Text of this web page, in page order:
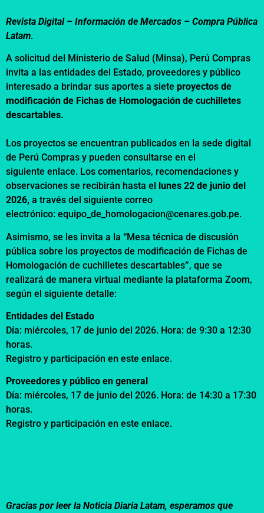
Revista Digital – Información de Mercados – Compra Pública
Latam.
A solicitud del Ministerio de Salud (Minsa), Perú Compras
invita a las entidades del Estado, proveedores y público
interesado a brindar sus aportes a siete proyectos de
modificación de Fichas de Homologación de cuchilletes
descartables.
Los proyectos se encuentran publicados en la sede digital
de Perú Compras y pueden consultarse en el
siguiente enlace. Los comentarios, recomendaciones y
observaciones se recibirán hasta el
lunes 22 de junio del
2026, a través del siguiente correo
electrónico: equipo_de_homologacion@cenares.gob.pe.
Asimismo, se les invita a la “Mesa técnica de discusión
pública sobre los proyectos de modificación de Fichas de
Homologación de cuchilletes descartables”, que se
realizará de manera virtual mediante la plataforma Zoom,
según el siguiente detalle:
Entidades del Estado
Día: miércoles, 17 de junio del 2026. Hora: de 9:30 a 12:30
horas.
Registro y participación en este enlace.
Proveedores y público en general
Día: miércoles, 17 de junio del 2026. Hora: de 14:30 a 17:30
horas.
Registro y participación en este enlace.
Gracias por leer la Noticia Diaria Latam, esperamos que